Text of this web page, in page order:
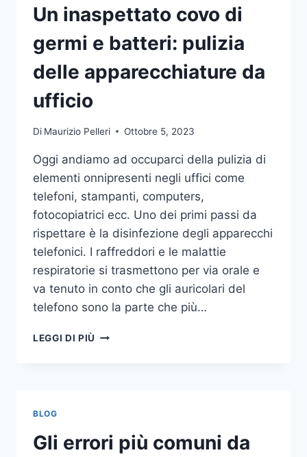
Un inaspettato covo di
germi e batteri: pulizia
delle apparecchiature da
ufficio
Di Maurizio Pelleri Ottobre 5, 2023
Oggi andiamo ad occuparci della pulizia di
elementi onnipresenti negli uffici come
telefoni, stampanti, computers,
fotocopiatrici ecc. Uno dei primi passi da
rispettare è la disinfezione degli apparecchi
telefonici. I raffreddori e le malattie
respiratorie si trasmettono per via orale e
va tenuto in conto che gli auricolari del
telefono sono la parte che più…
LEGGI DI PIÙ UN
PULIZIA
DELLE
BLOG
Gli errori più comuni da